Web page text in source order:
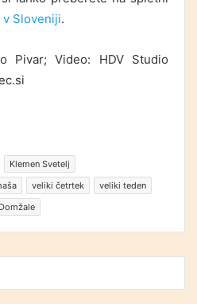
Sloveniji.
Pivar; Video: HDV Studio
Klemen Svetelj
veliki četrtek
veliki teden